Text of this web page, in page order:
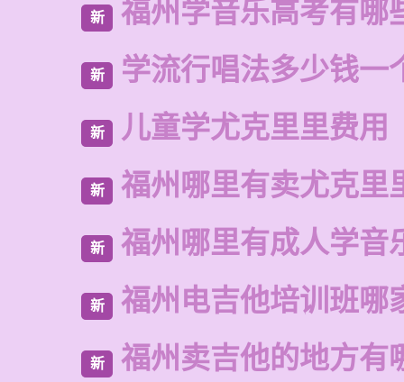
新 福州学音乐高考有哪
新 学流行唱法多少钱一
新 儿童学尤克里里费用
新 福州哪里有卖尤克里
新 福州哪里有成人学音
新 福州电吉他培训班哪
新 福州卖吉他的地方有